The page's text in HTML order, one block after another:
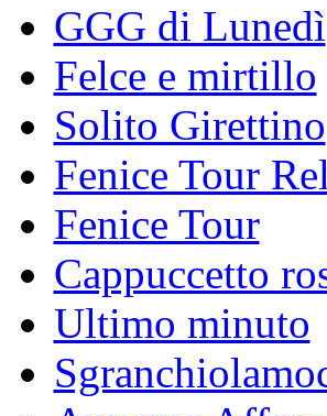
GGG di Lunedì
Felce e mirtillo
Solito Girettino
Fenice Tour
Fenice Tour
Cappuccetto
Ultimo minuto